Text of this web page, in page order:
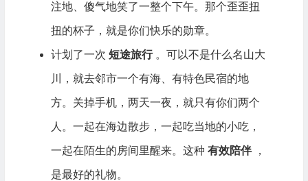
注地、傻气地笑了一整个下午。那个歪歪扭
扭的杯子，就是你们快乐的勋章。
计划了一次 短途旅行 。可以不是什么名山大
川，就去邻市一个有海、有特色民宿的地
方。关掉手机，两天一夜，就只有你们两个
人。一起在海边散步，一起吃当地的小吃，
一起在陌生的房间里醒来。这种 有效陪伴 ，
是最好的礼物。